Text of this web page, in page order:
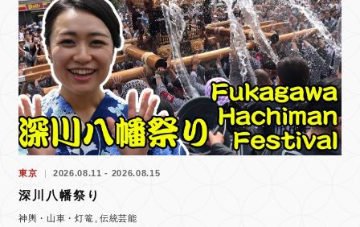
東京 2026.08.11 - 2026.08.15
深川八幡祭り
神輿・山車・灯篭 伝統芸能